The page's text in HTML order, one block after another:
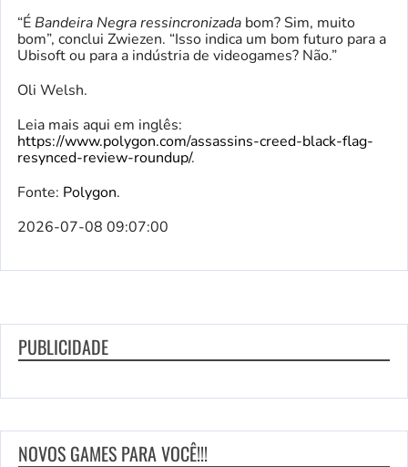
“É Bandeira Negra ressincronizada bom? Sim, muito
bom”, conclui Zwiezen. “Isso indica um bom futuro para a
Ubisoft ou para a indústria de videogames? Não.”
Oli Welsh.
Leia mais aqui em inglês:
https://www.polygon.com/assassins-creed-black-flag-
resynced-review-roundup/.
Fonte: Polygon.
2026-07-08 09:07:00
PUBLICIDADE
NOVOS GAMES PARA VOCÊ!!!